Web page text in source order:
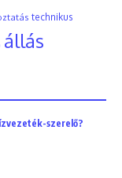
technikus
állás
szerelő?